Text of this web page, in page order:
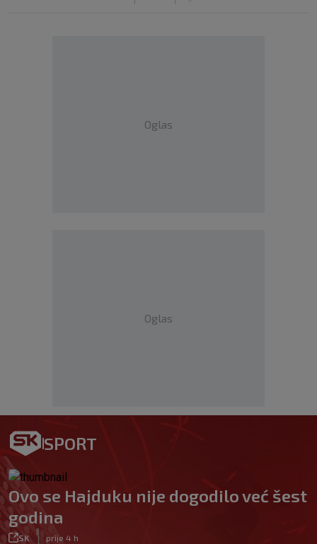
Oglas
Oglas
SPORT
Ovo se Hajduku nije dogodilo već šest
godina
SK prije 4 h